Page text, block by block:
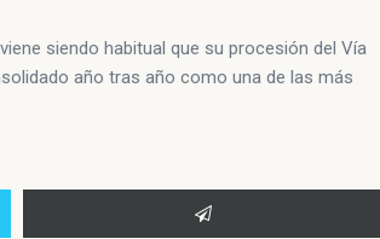
siendo habitual que su procesión del Vía
año tras año como una de las más